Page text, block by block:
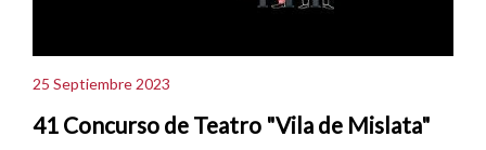
25 Septiembre 2023
41 Concurso de Teatro "Vila de Mislata"